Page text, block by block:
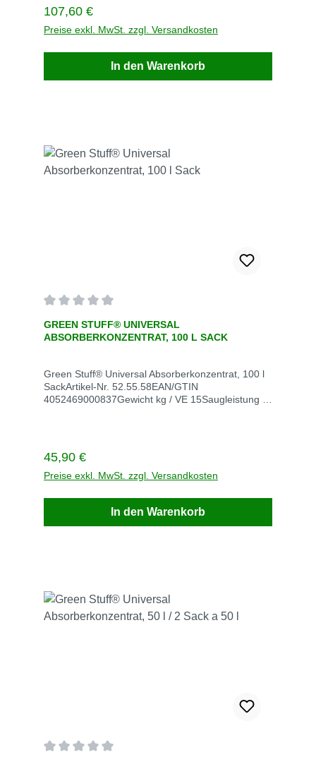
Regulärer Preis:
107,60 €
Preise exkl. MwSt. zzgl. Versandkosten
In den Warenkorb
GREEN STUFF® UNIVERSAL
ABSORBERKONZENTRAT, 100 L SACK
Green Stuff® Universal Absorberkonzentrat, 100 l
SackArtikel-Nr. 52.55.58EAN/GTIN
4052469000837Gewicht kg / VE 15Saugleistung l
Regulärer Preis:
45,90 €
Preise exkl. MwSt. zzgl. Versandkosten
In den Warenkorb